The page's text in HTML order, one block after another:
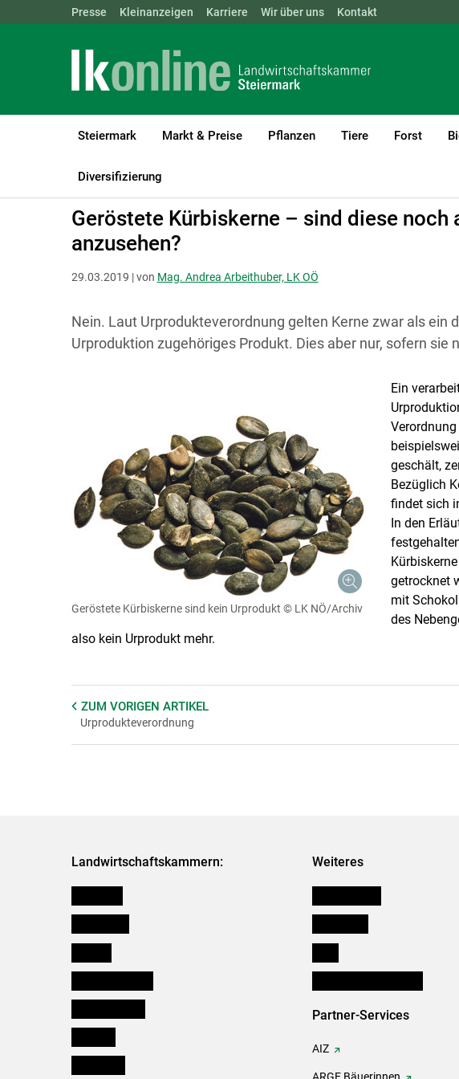
Landwirtschaftskammern: ÖSTERREICH BGLD KTN NÖ
Presse Kleinanzeigen Karriere Wir über uns Kontakt
Steiermark Markt & Preise Pflanzen Tiere Forst
Diversifizierung
LK Steiermark Recht & Steuer
Geröstete Kürbiskerne – sind diese noch
anzusehen?
29.03.2019 | von Mag. Andrea Arbeithuber, LK OÖ
Nein. Laut Urprodukteverordnung gelten Kerne zwar als ein
Urproduktion zugehöriges Produkt. Dies aber nur, sofern sie
Geröstete Kürbiskerne sind kein Urprodukt © LK NÖ/Archiv
Ein
geschält,
Bezüglich
findet sich
In den
getrocknet
mit
des
also kein Urprodukt mehr.
ZUM VORIGEN ARTIKEL
Urprodukteverordnung
Landwirtschaftskammern: Weiteres
Partner-Services
AIZ